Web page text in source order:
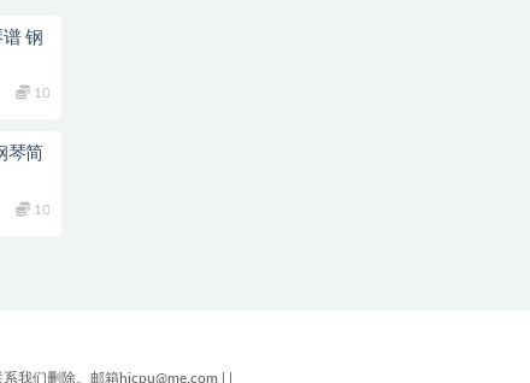
钢
10
琴简
10
我们删除。邮箱hicpu@me.com